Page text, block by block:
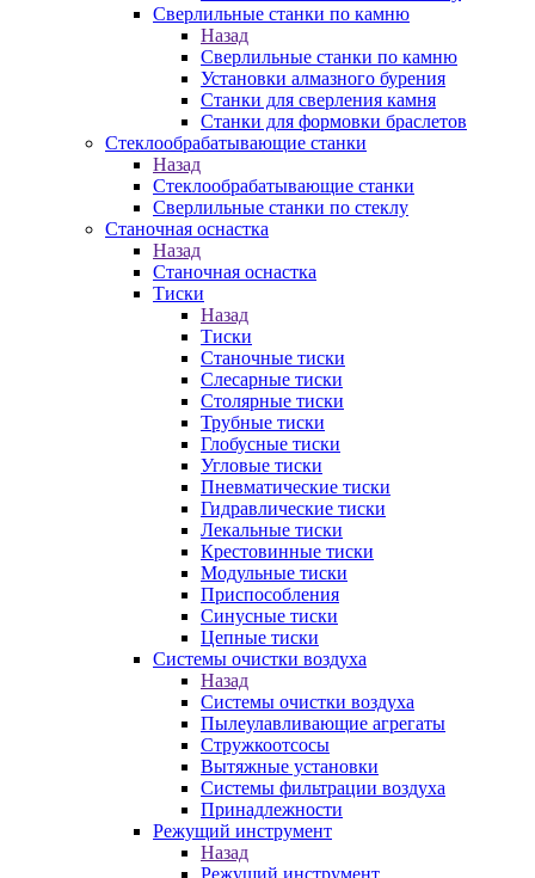
Сверлильные станки по камню
Назад
Сверлильные станки по камню
Установки алмазного бурения
Станки для сверления камня
Станки для формовки браслетов
Стеклообрабатывающие станки
Назад
Стеклообрабатывающие станки
Сверлильные станки по стеклу
Станочная оснастка
Назад
Станочная оснастка
Тиски
Назад
Тиски
Станочные тиски
Слесарные тиски
Столярные тиски
Трубные тиски
Глобусные тиски
Угловые тиски
Пневматические тиски
Гидравлические тиски
Лекальные тиски
Крестовинные тиски
Модульные тиски
Приспособления
Синусные тиски
Цепные тиски
Системы очистки воздуха
Назад
Системы очистки воздуха
Пылеулавливающие агрегаты
Стружкоотсосы
Вытяжные установки
Системы фильтрации воздуха
Принадлежности
Режущий инструмент
Назад
Режущий инструмент